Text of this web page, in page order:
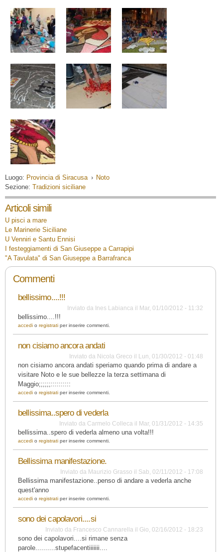
Luogo: Provincia di Siracusa › Noto
Sezione: Tradizioni siciliane
Articoli simili
U pisci a mare
Le Marinerie Siciliane
U Venniri e Santu Ennisi
I festeggiamenti di San Giuseppe a Carrapipi
"A Tavulata" di San Giuseppe a Barrafranca
Commenti
bellissimo....!!!
Inviato da Ines Labianca il Mar, 01/10/2012 - 11:32
bellissimo....!!!
accedi o registrati per inserire commenti.
non cisiamo ancora andati
Inviato da Nicola Greco il Lun, 01/30/2012 - 01:48
non cisiamo ancora andati speriamo quando prima di andare a
visitare Noto e le sue bellezze la terza settimana di
Maggio;;;;;;::::::::::
accedi o registrati per inserire commenti.
bellissima..spero di vederla
Inviato da Carmelo Colleca il Mar, 01/31/2012 - 14:35
bellissima..spero di vederla almeno una volta!!!
accedi o registrati per inserire commenti.
Bellissima manifestazione.
Inviato da Maurizio Grasso il Sab, 02/11/2012 - 17:08
Bellissima manifestazione..penso di andare a vederla anche
quest'anno
accedi o registrati per inserire commenti.
sono dei capolavori....si
Inviato da Francesco Cannarella il Gio, 02/16/2012 - 18:23
sono dei capolavori....si rimane senza
parole..........stupefacentiiiiiii....